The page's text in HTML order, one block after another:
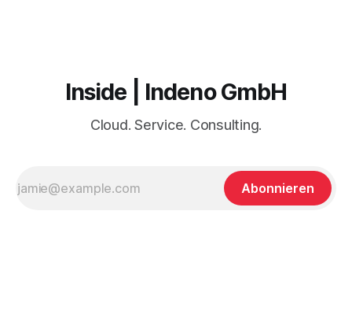
Inside | Indeno GmbH
Cloud. Service. Consulting.
Abonnieren